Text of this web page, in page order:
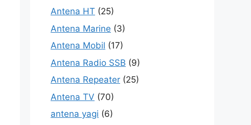
Antena HT (25)
Antena Marine (3)
Antena Mobil (17)
Antena Radio SSB (9)
Antena Repeater (25)
Antena TV (70)
antena yagi (6)